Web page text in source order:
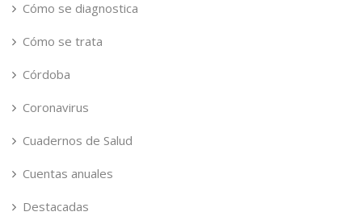
Cómo se diagnostica
Cómo se trata
Córdoba
Coronavirus
Cuadernos de Salud
Cuentas anuales
Destacadas